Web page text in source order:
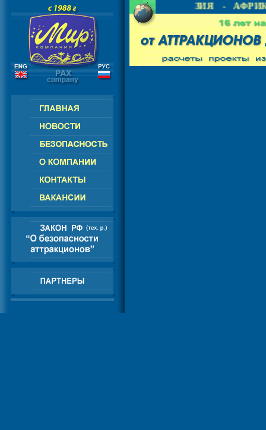
СНГ - ЕВРОПА - АМЕРИКА - АЗИЯ - АФРИКА